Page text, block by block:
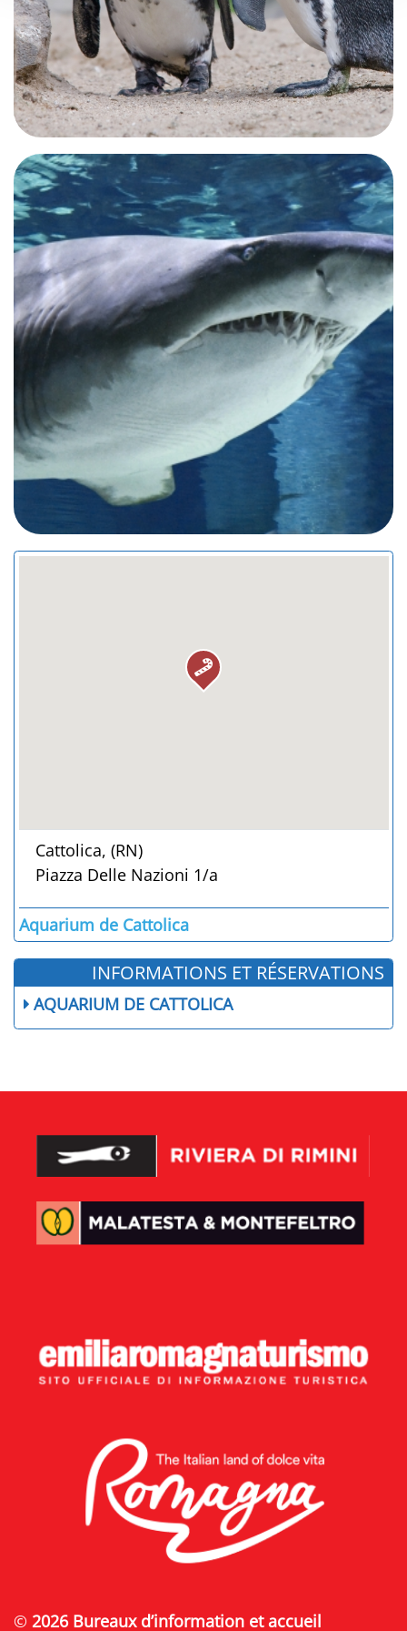
Cattolica, (RN)
Piazza Delle Nazioni 1/a
Aquarium de Cattolica
INFORMATIONS ET RÉSERVATIONS
AQUARIUM DE CATTOLICA
© 2026 Bureaux d’information et accueil